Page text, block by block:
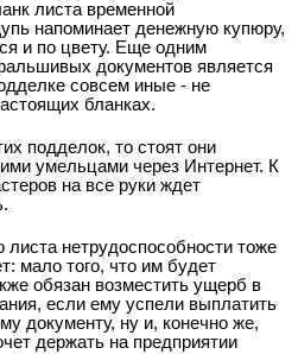
листа временной
напоминает денежную купюру,
и по цвету. Еще одним
документов является
совсем иные - не
бланках.
подделок, то стоят они
умельцами через Интернет. К
на все руки ждет
нетрудоспособности тоже
мало того, что им будет
обязан возместить ущерб в
если ему успели выплатить
документу, ну и, конечно же,
держать на предприятии